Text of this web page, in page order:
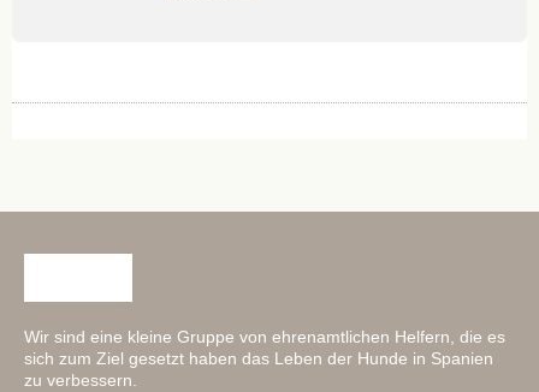
Wir sind eine kleine Gruppe von ehrenamtlichen Helfern, die es
sich zum Ziel gesetzt haben das Leben der Hunde in Spanien
zu verbessern.